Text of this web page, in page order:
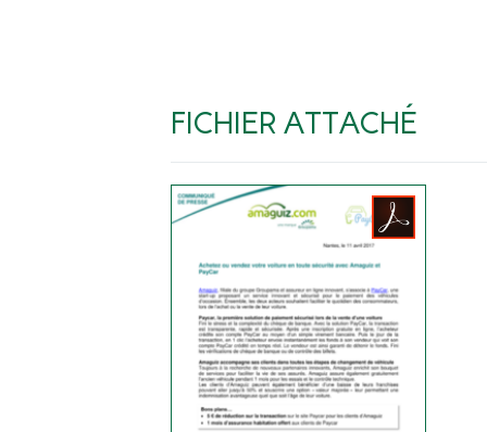
FICHIER ATTACHÉ